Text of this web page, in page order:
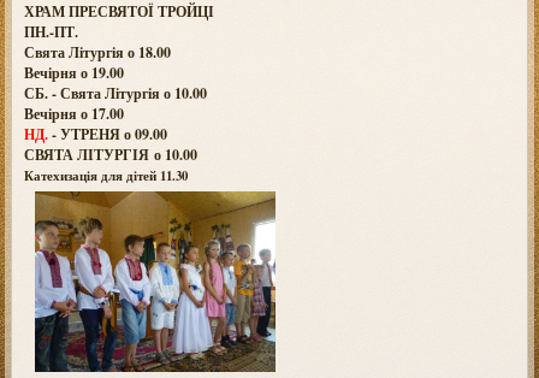
ХРАМ ПРЕСВЯТОЇ ТРОЙЦІ
ПН.-ПТ.
Свята Літургія о 18.00
Вечірня о 19.00
СБ. - Свята Літургія о 10.00
Вечірня о 17.00
НД.- УТРЕНЯ о 09.00
СВЯТА ЛІТУРГІЯ о 10.00
Катехизація для дітей 11.30